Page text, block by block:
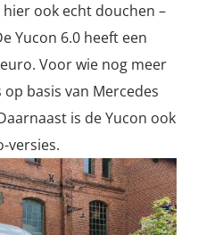
ook echt douchen –
Yucon 6.0 heeft een
Voor wie nog meer
basis van Mercedes
is de Yucon ook
versies.